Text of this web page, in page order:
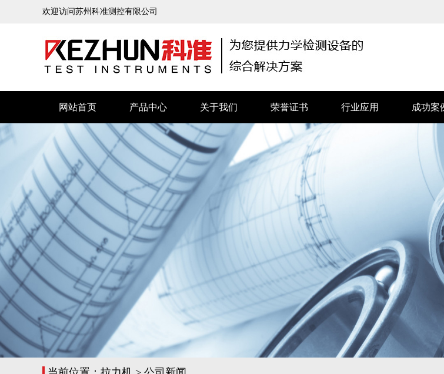
欢迎访问苏州科准测控有限公司
网站首页 产品中心 关于我们 荣誉证书 行业应用 成功案